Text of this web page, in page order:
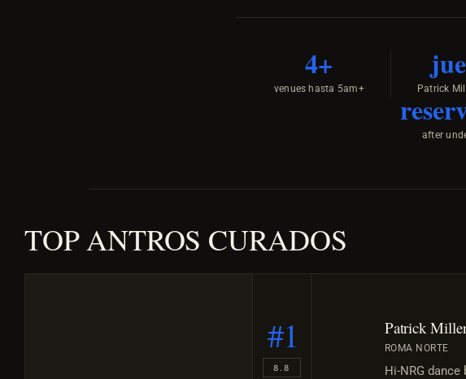
4+
venues hasta 5am+ Patrick
after
TOP ANTROS CURADOS
#1
8.8
Patrick
ROMA NORTE
Hi-NRG